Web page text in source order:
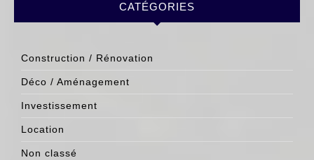
CATÉGORIES
Construction / Rénovation
Déco / Aménagement
Investissement
Location
Non classé